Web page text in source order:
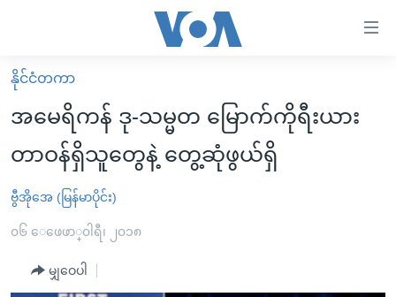
လွယ်ကူ
စေ
များ
ပင်မ
မူလစာမျက်နှာ
မြန်မာ
ကမ္ဘာ့သတင်းများ
နိုင်ငံတကာ
အစ္စရေး-ပါလက်စတိုင်း
ဗွီဒီယို
သတင်းလွတ်လပ်ခွင့်
အင်္ဂလိပ်စာလေ့လာမယ်
နိုင်ငံတကာ
အမေရိကန် ဒု-သမ္မတ မြောက်ကိုရီးယား
တာဝန်ရှိသူတွေနဲ့ တွေ့ဆုံဖွယ်ရှိ
ဗွီအိုအေ (မြန်မာပိုင်း)
၀၆ ေဖေဖာ္၀ါရီ၊ ၂၀၁၈
မျှဝေပါ